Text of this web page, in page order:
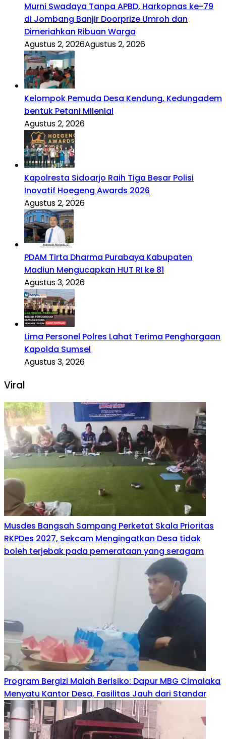
Murni Swadaya Tanpa APBD, Harkopnas ke-79
di Jombang Banjir Doorprize Umroh dan
Dimeriahkan Ribuan Warga
Agustus 2, 2026Agustus 2, 2026
Kelompok Pemuda Desa Kendung, Kedungadem
bentuk Petani Milenial
Agustus 2, 2026
Kapolresta Sidoarjo Raih Tiga Besar Polisi
Inovatif Hoegeng Awards 2026
Agustus 2, 2026
PDAM Tirta Dharma Purabaya Kabupaten
Madiun Mengucapkan HUT RI ke 81
Agustus 3, 2026
Lima Personel Polres Lahat Terima Penghargaan
Kapolda Sumsel
Agustus 3, 2026
Viral
Musdes Bangsah Sampang Perketat Skala Prioritas
RKPDes 2027, Sekcam Mengingatkan Desa tidak
boleh terjebak pada pemerataan yang seragam
Program Bergizi Malah Berisiko: Dapur MBG Cimalaka
Menyatu Kantor Desa, Fasilitas Jauh dari Standar